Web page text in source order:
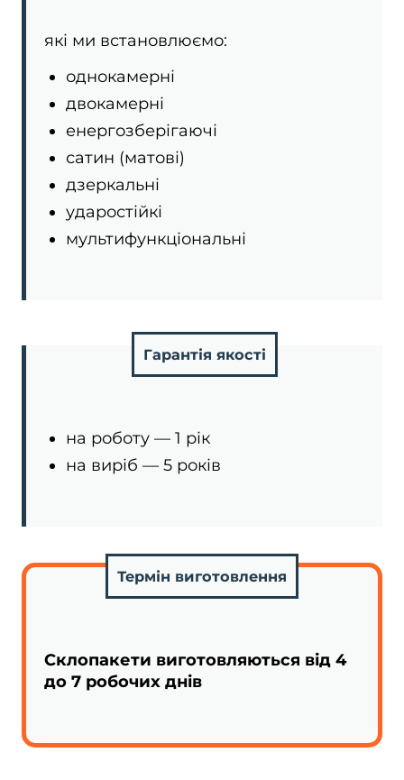
які ми встановлюємо:
однокамерні
двокамерні
енергозберігаючі
сатин (матові)
дзеркальні
ударостійкі
мультифункціональні
Гарантія якості
на роботу — 1 рік
на виріб — 5 років
Термін виготовлення
Склопакети виготовляються від 4
до 7 робочих днів